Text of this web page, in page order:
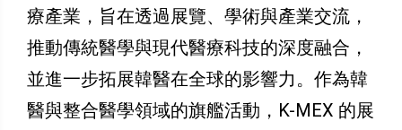
療產業，旨在透過展覽、學術與產業交流，
推動傳統醫學與現代醫療科技的深度融合，
並進一步拓展韓醫在全球的影響力。作為韓
醫與整合醫學領域的旗艦活動，K-MEX 的展